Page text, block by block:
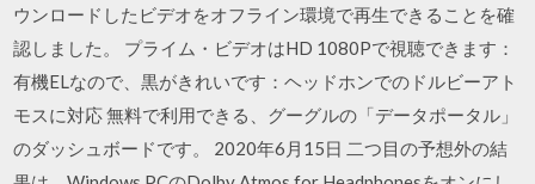
ウンロードしたビデオをオフライン環境で再生できることを確
認しました。 プライム・ビデオはHD 1080Pで視聴できます：
有機ELなので、黒がきれいです：ヘッドホンでのドルビーアト
モスに対応 無料で利用できる、グーグルの「データポータル」
のダッシュボードです。 2020年6月15日 二つ目の予想外の結